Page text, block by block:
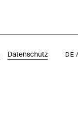
Datenschutz DE /